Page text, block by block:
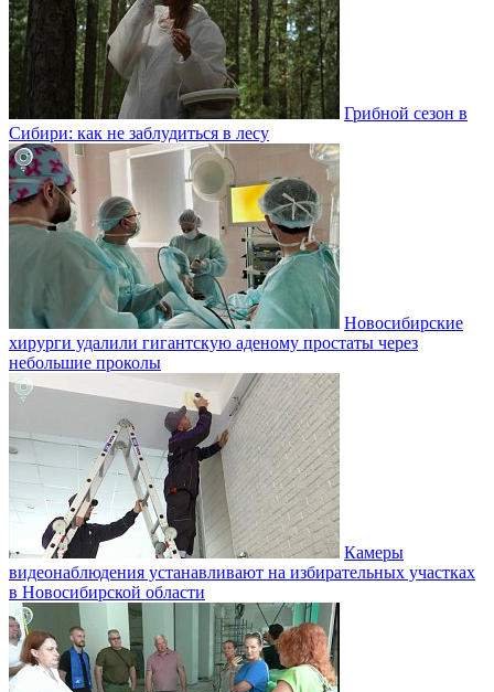
Грибной сезон в
Сибири: как не заблудиться в лесу
Новосибирские
хирурги удалили гигантскую аденому простаты через
небольшие проколы
Камеры
видеонаблюдения устанавливают на избирательных участках
в Новосибирской области